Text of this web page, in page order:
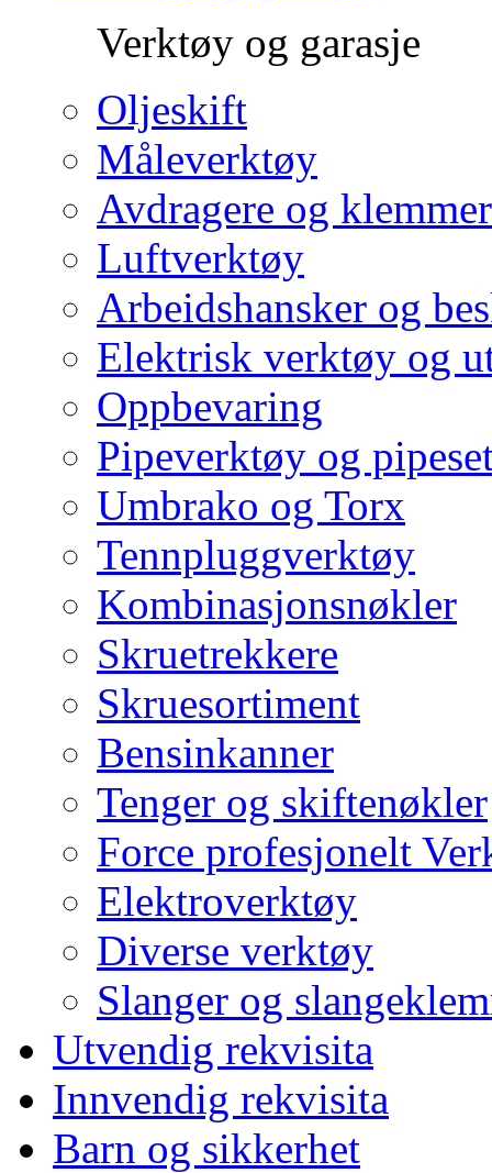
Verktøy og garasje
Oljeskift
Måleverktøy
Avdragere og klemmer
Luftverktøy
Arbeidshansker og
Elektrisk verktøy og
Oppbevaring
Pipeverktøy og
Umbrako og Torx
Tennpluggverktøy
Kombinasjonsnøkler
Skruetrekkere
Skruesortiment
Bensinkanner
Tenger og skiftenøkler
Force profesjonelt
Elektroverktøy
Diverse verktøy
Slanger og
Utvendig rekvisita
Innvendig rekvisita
Barn og sikkerhet